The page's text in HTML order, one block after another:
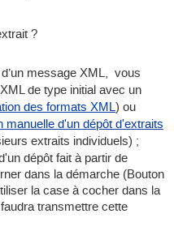
?
message XML, vous
de type initial avec un
des formats XML) ou
manuelle d'un dépôt d'extraits
extraits individuels) ;
dépôt fait à partir de
dans la démarche (Bouton
la case à cocher dans la
transmettre cette